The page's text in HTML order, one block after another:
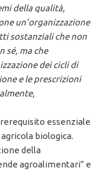
della qualità,
un’organizzazione
sostanziali che non
sé, ma che
dei cicli di
e le prescrizioni
essenziale
biologica.
della
agroalimentari” e